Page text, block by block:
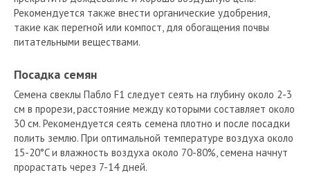
Рекомендуется также внести органические удобрения,
такие как перегной или компост, для обогащения почвы
питательными веществами.
Посадка семян
Семена свеклы Пабло F1 следует сеять на глубину около 2-3
см в прорези, расстояние между которыми составляет около
30 см. Рекомендуется сеять семена плотно и после посадки
полить землю. При оптимальной температуре воздуха около
15-20°C и влажность воздуха около 70-80%, семена начнут
прорастать через 7-14 дней.